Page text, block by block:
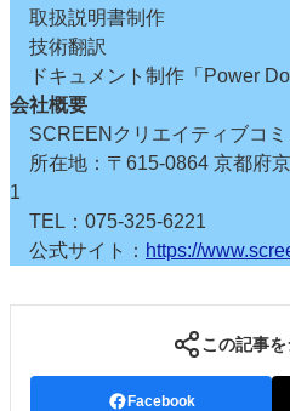
取扱説明書制作
技術翻訳
ドキュメント制作「Power
会社概要
SCREENクリエイティブコミ
所在地：〒615-0864 京都府
1
TEL：075-325-6221
公式サイト： https://
この記事
Facebook